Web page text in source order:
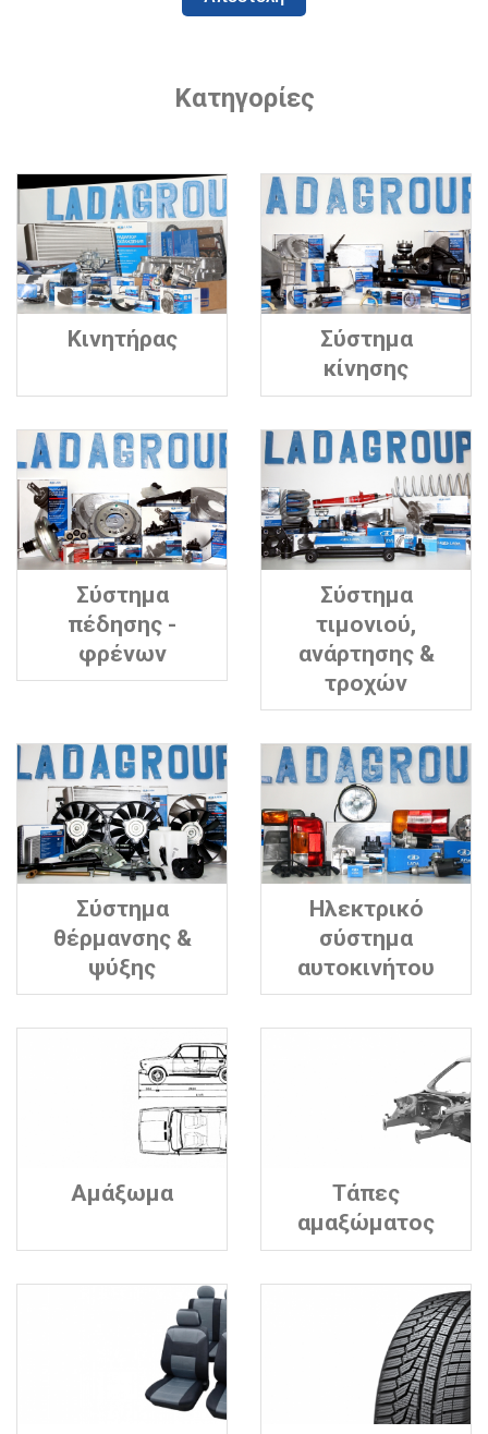
Κατηγορίες
Κινητήρας
Σύστημα
κίνησης
Σύστημα
πέδησης -
φρένων
Σύστημα
τιμονιού,
ανάρτησης &
τροχών
Σύστημα
θέρμανσης &
ψύξης
Ηλεκτρικό
σύστημα
αυτοκινήτου
Αμάξωμα
Τάπες
αμαξώματος